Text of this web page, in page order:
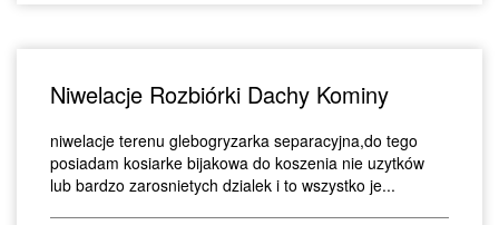
Niwelacje Rozbiórki Dachy Kominy
niwelacje terenu glebogryzarka separacyjna,do tego
posiadam kosiarke bijakowa do koszenia nie uzytków
lub bardzo zarosnietych dzialek i to wszystko je...